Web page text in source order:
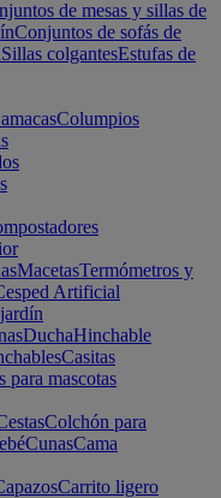
de mesas y sillas de
Conjuntos de sofás de
Sillas colgantesEstufas de
Columpios
MacetasTermómetros y
Artificial
DuchaHinchable
Casitas
para mascotas
Colchón para
CunasCama
Carrito ligero